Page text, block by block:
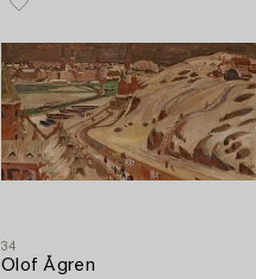
34
Olof Ågren